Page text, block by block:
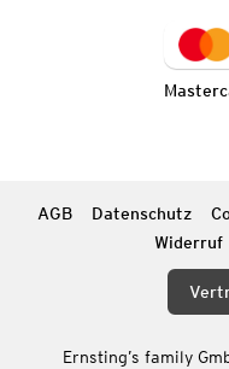
AGB Datenschutz
Widerruf
Ernsting’s family